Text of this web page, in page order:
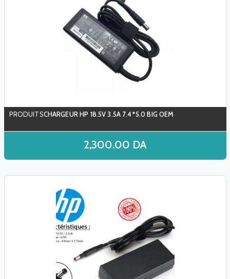
CHARGEUR HP 18.5V 3.5A 7.4*5.0 BIG OEM
2,300.00 DA